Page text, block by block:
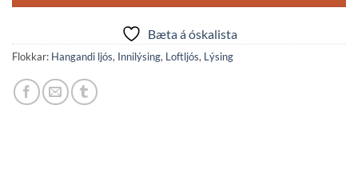
Bæta á óskalista
Flokkar: Hangandi ljós, Innilýsing, Loftljós, Lýsing